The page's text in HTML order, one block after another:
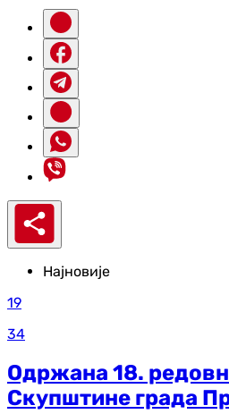
Најновије
19
34
Одржана 18.
Скупштине града